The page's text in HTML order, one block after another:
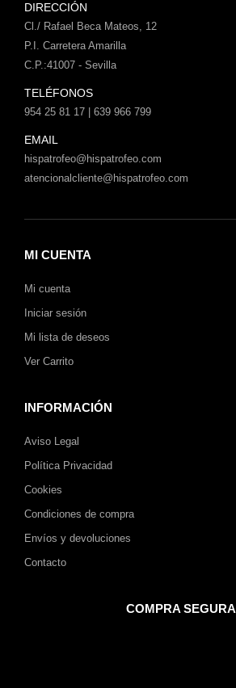
DIRECCIÓN
Cl./ Rafael Beca Mateos, 12
P.I. Carretera Amarilla
C.P.:41007 - Sevilla
TELÉFONOS
954 25 81 17 | 639 966 799
EMAIL
hispatrofeo@hispatrofeo.com
atencionalcliente@hispatrofeo.com
MI CUENTA
Mi cuenta
Iniciar sesión
Mi lista de deseos
Ver Carrito
INFORMACIÓN
Aviso Legal
Política Privacidad
Cookies
Condiciones de compra
Envíos y devoluciones
Contacto
COMPRA SEGURA